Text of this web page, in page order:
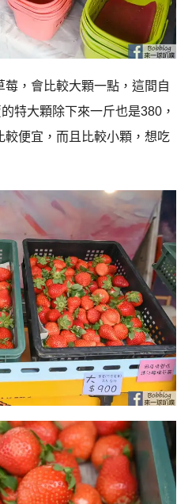
，會比較大顆一點，這間自
特大顆除下來一斤也是380，
較便宜，而且比較小顆，想吃